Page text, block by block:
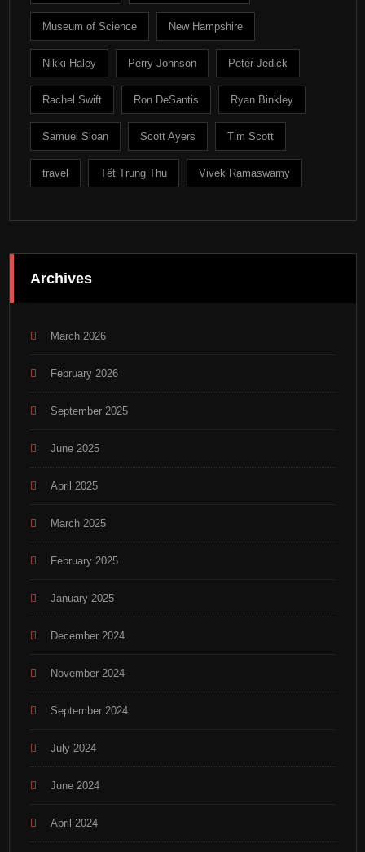
Museum of Science New Hampshire
Nikki Haley Perry Johnson Peter Jedick
Rachel Swift Ron DeSantis Ryan Binkley
Samuel Sloan Scott Ayers Tim Scott
travel Tết Trung Thu Vivek Ramaswamy
Archives
March 2026
February 2026
September 2025
June 2025
April 2025
March 2025
February 2025
January 2025
December 2024
November 2024
September 2024
July 2024
June 2024
April 2024